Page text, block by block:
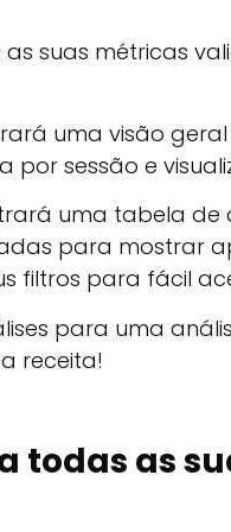
suas métricas
uma visão
por sessão e
uma tabela de
para mostrar
filtros para fácil
para uma
receita!
todas as